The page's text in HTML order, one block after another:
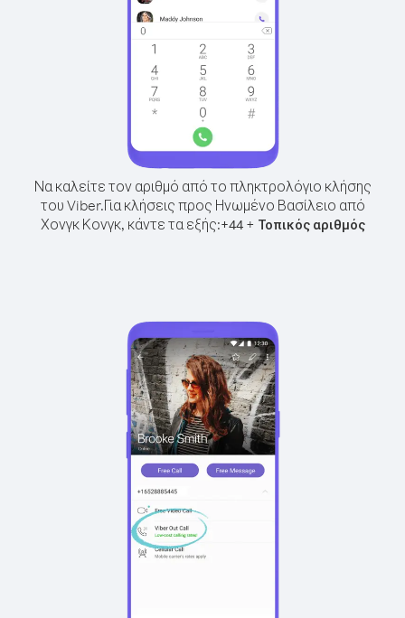
Να καλείτε τον αριθμό από το πληκτρολόγιο κλήσης
του Viber.Για κλήσεις προς Ηνωμένο Βασίλειο από
Χονγκ Κονγκ, κάντε τα εξής:+44+ Τοπικός αριθμός